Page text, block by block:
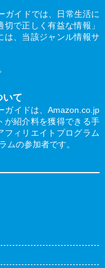
ガイドでは、日常生活に
で正しく有益な情報」
は、当該ジャンル情報サ
いて
ガイドは、Amazon.co.jp
が紹介料を獲得できる手
フィリエイトプログラム
ムの参加者です。